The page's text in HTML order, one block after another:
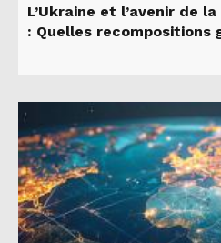
L’Ukraine et l’avenir de
: Quelles recompositions